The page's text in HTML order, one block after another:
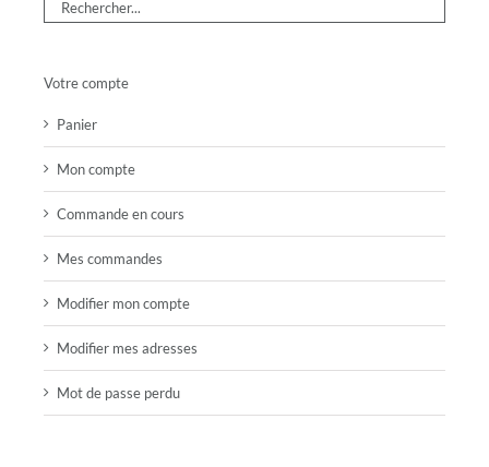
Votre compte
Panier
Mon compte
Commande en cours
Mes commandes
Modifier mon compte
Modifier mes adresses
Mot de passe perdu